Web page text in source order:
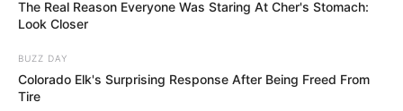
The Real Reason Everyone Was Staring At Cher's Stomach:
Look Closer
BUZZ DAY
Colorado Elk's Surprising Response After Being Freed From
Tire